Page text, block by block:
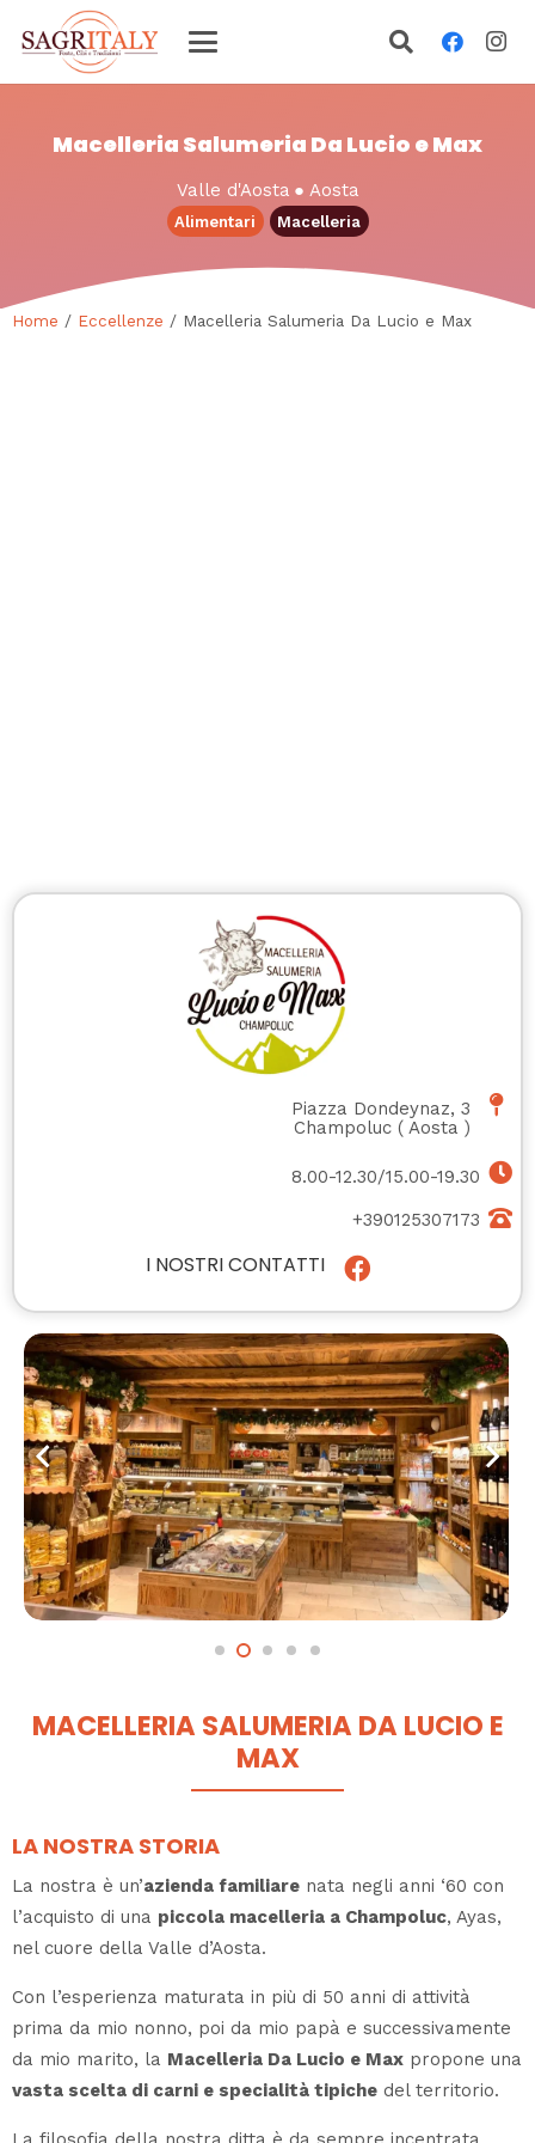
Macelleria Salumeria Da Lucio e Max
Valle d'Aosta ● Aosta
Alimentari Macelleria
Home / Eccellenze / Macelleria Salumeria Da Lucio e Max
Piazza Dondeynaz, 3
Champoluc ( Aosta )
8.00-12.30/15.00-19.30
+390125307173
I NOSTRI CONTATTI
MACELLERIA SALUMERIA DA LUCIO E
MAX
LA NOSTRA STORIA
La nostra è un’azienda familiare nata negli anni ‘60 con
l’acquisto di una piccola macelleria a Champoluc, Ayas,
nel cuore della Valle d’Aosta.
Con l’esperienza maturata in più di 50 anni di attività
prima da mio nonno, poi da mio papà e successivamente
da mio marito, la Macelleria Da Lucio e Max propone una
vasta scelta di carni e specialità tipiche del territorio.